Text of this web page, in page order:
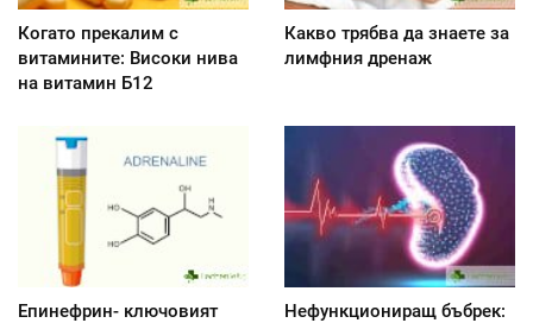
Когато прекалим с
витамините: Високи нива
на витамин Б12
Какво трябва да знаете за
лимфния дренаж
Епинефрин- ключовият
Нефункциониращ бъбрек: